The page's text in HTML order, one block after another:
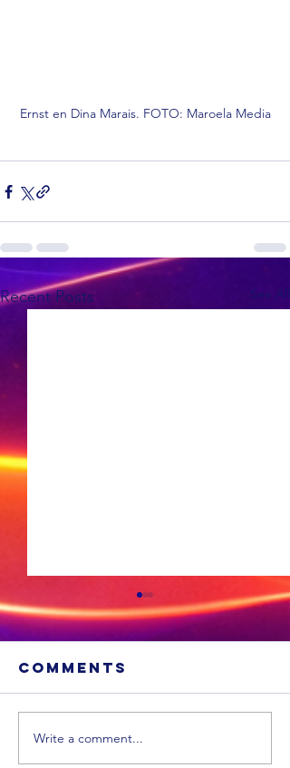
Ernst en Dina Marais. FOTO: Maroela Media
Recent Posts See All
Comments
Write a comment...